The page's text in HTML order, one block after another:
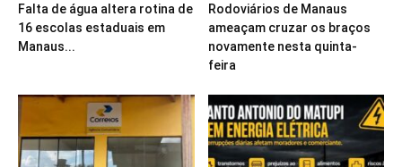
Falta de água altera rotina de
16 escolas estaduais em
Manaus...
Rodoviários de Manaus
ameaçam cruzar os braços
novamente nesta quinta-
feira